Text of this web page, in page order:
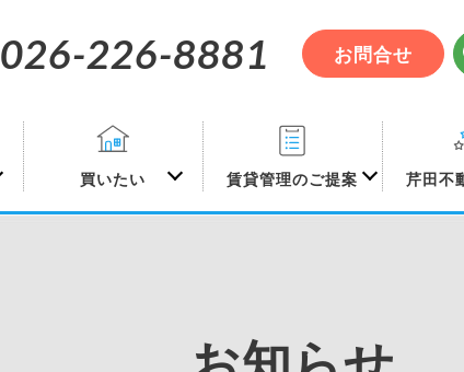
026-226-8881 お問合せ
買いたい 賃貸管理のご提案 芹田不